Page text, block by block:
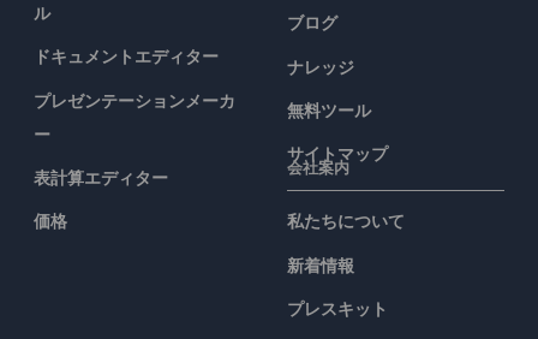
ル
ドキュメントエディター
プレゼンテーションメーカ
ー
表計算エディター
価格
ブログ
ナレッジ
無料ツール
サイトマップ
会社案内
私たちについて
新着情報
プレスキット